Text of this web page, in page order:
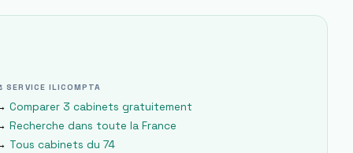
SERVICE ILICOMPTA
Comparer 3 cabinets gratuitement
Recherche dans toute la France
Tous cabinets du74